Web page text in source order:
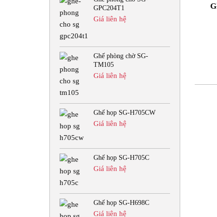
GPC204T1
Giá liên hệ
Ghế phòng chờ SG-
TM105
Giá liên hệ
Ghế họp SG-H705CW
Giá liên hệ
Ghế họp SG-H705C
Giá liên hệ
Ghế họp SG-H698C
Giá liên hệ